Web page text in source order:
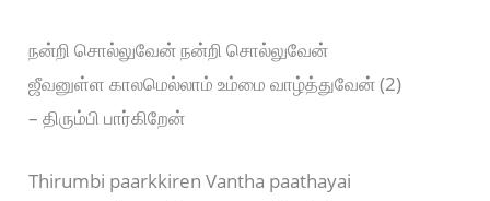
நன்றி சொல்லுவேன் நன்றி சொல்லுவேன்
ஜீவனுள்ள காலமெல்லாம் உம்மை வாழ்த்துவேன் (2)
– திரும்பி பார்கிறேன்
Thirumbi paarkkiren Vantha paathayai